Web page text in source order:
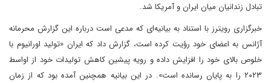
تبادل زندانیان میان ایران و آمریکا شد.
خبرگزاری رویترز با استناد به بیانیه‌ای که مدعی است درباره این گزارش محرمانه
آژانس به اعضای خود رؤیت کرده است، گزارش داد که ایران «تولید اورانیوم با
خلوص بالای خود را افزایش داده و رویه پیشین کاهش تولیدات خود از اواسط
۲۰۲۳ را به پایان رسانده است». در این بیانیه همچنین آمده بود که از زمان